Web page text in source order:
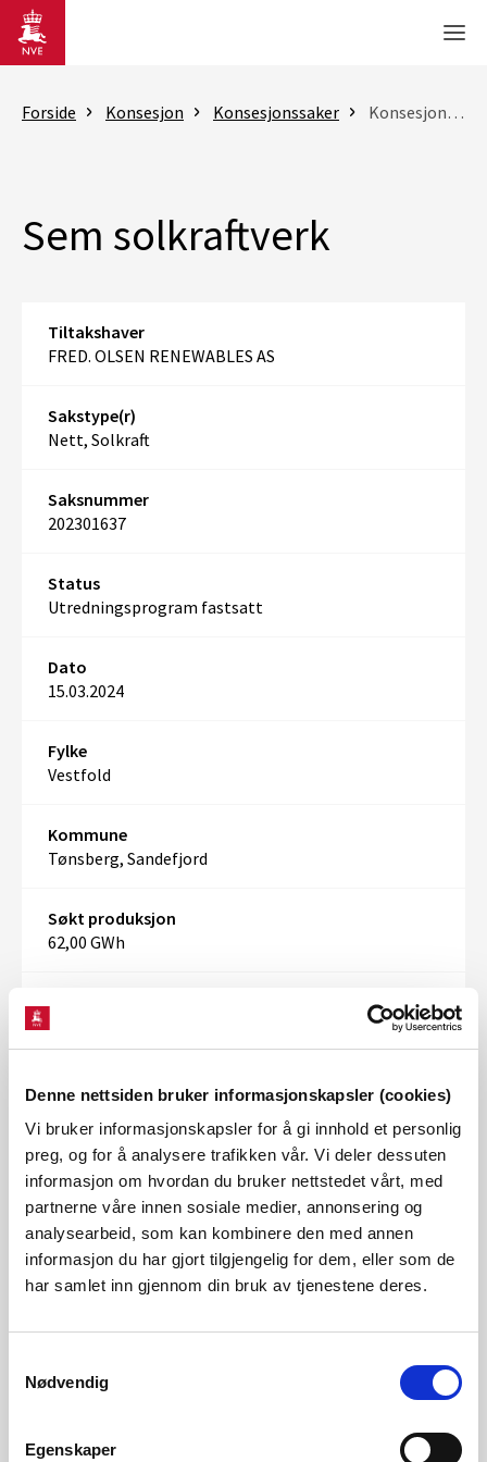
Denne nettsiden bruker informasjonskapsler (cookies)
Vi bruker informasjonskapsler for å gi innhold et personlig
preg, og for å analysere trafikken vår. Vi deler dessuten
informasjon om hvordan du bruker nettstedet vårt, med
partnerne våre innen sosiale medier, annonsering og
analysearbeid, som kan kombinere den med annen
informasjon du har gjort tilgjengelig for dem, eller som de
har samlet inn gjennom din bruk av tjenestene deres.
Nødvendig
Egenskaper
Gå til hovedinnhold
Forside Konsesjon Konsesjonssaker Konsesjonssak
Sem solkraftverk
Tiltakshaver
FRED. OLSEN RENEWABLES AS
Sakstype(r)
Nett, Solkraft
Saksnummer
202301637
Status
Utredningsprogram fastsatt
Dato
15.03.2024
Fylke
Vestfold
Kommune
Tønsberg, Sandefjord
Søkt produksjon
62,00 GWh
Søkt effekt
59,00 MW
Norges vassdrags- og energidirektorat (NVE) har mottatt
melding om Sem solkraftverk. Tiltakshaver i saken er Fred.
Olsen Renewables AS. Anlegget er planlagt i Tønsberg og
Sandefjord kommune, Vestfold fylke.
Solkraftverket er meldt med en installert effekt på 60 MWp
og en forventet årsproduksjon på 62 GWh. Planområdet for
solkraftverket er på om lag 560 dekar.
Filoversikten til høyre er ment som en oppsummering av
viktige hendelser og steg i konsesjonsprosessen. Resten av
.